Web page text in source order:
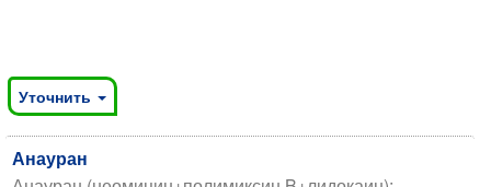
Уточнить
Анауран